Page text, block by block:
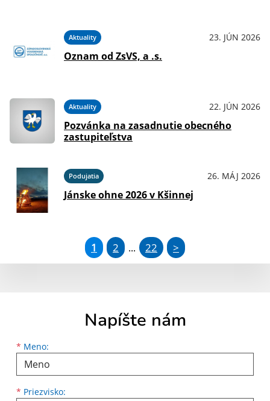
Aktuality 23. JÚN 2026
Oznam od ZsVS, a .s.
Aktuality 22. JÚN 2026
Pozvánka na zasadnutie obecného
zastupiteľstva
Podujatia 26. MÁJ 2026
Jánske ohne 2026 v Kšinnej
1 2 ... 22 >
Napíšte nám
* Meno:
Meno
* Priezvisko:
Priezvisko
E-mailová adresa